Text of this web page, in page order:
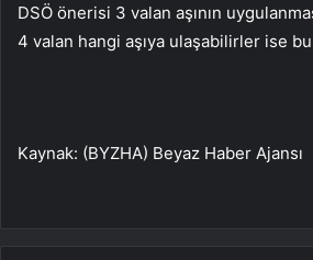
DSÖ önerisi 3 valan aşının
4 valan hangi aşıya ulaşabilirler ise bu
Kaynak: (BYZHA) Beyaz Haber Ajansı